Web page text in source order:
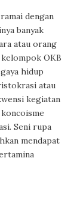
dengan
banyak
atau orang
OKB
hidup
atau
kegiatan
Seni rupa
mendapat